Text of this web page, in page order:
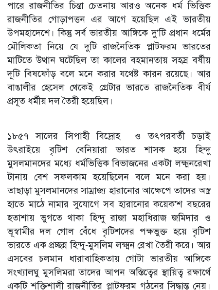
পারে রাজনীতির চিন্তা চেতনায় আরও অনেক ধর্ম ভিত্তিক
রাজনীতির গোড়াপত্তন এর আগে হয়েছিল এই ভারতীয়
উপমহাদেশে। কিন্তু সর্ব ভারতীয় আঙ্গিকে দু'টি প্রধান ধর্মের
মৌলিকতা নিয়ে যে দুটি রাজনৈতিক প্লাটফরম ভারতের
মাটিতে উত্থান ঘটেছিল তা কালের বহমানতায় সহস্র বর্ষীয়
দূটি বিষফোঁড় বলে মনে করার যথেষ্ট কারন রয়েছে। আর
বাঙালীর হেসেল থেকেই গ্রেটার ভারতে রাজনৈতিক বীর্য
প্রসূত ধর্মীয় দল তৈরী হয়েছিল।
১৮৫৭ সালের সিপাহী বিদ্রোহ ও তৎপরবর্তী চড়াই
উৎরাইয়ে বৃটিশ বেনিয়ারা ভারত শাসক হয়ে হিন্দু
মুসলমানদের মধ্যে ধর্মভিত্তিক বিভাজনের একটা লক্ষ্মনরেখা
টানায় বেশ সফলকাম হয়েছিলেন বলে মনে করা হয়।
তাছাড়া মুসলমানদের সাম্রাজ্য হারানোর আক্ষেপে তাদের অস্ত্র
হাতে মাঠে নামার সুযোগে সব হারানোর কয়েক'শ বছরের
হতাশায় ভুগতে থাকা হিন্দু রাজা মহাধিরাজ জমিদার ও
ভূস্বামীর দল গোল বেঁধে বৃটিশদের পক্ষভুক্ত হয়ে বৃটিশ
ভারতে এক প্রচ্ছন্ন হিন্দু-মুসলিম লক্ষ্মন রেখা তৈরী করে। আর
এসবের চলমান ধারাবাহিকতায় গোটা ভারতীয় আঙ্গিকে
সংখ্যালঘু মুসলিমরা তাদের আপন অস্তিত্বের স্থায়িত্ব রক্ষার্থে
একটি শক্তিশালী রাজনীতির প্লাটফরম গঠনের সিদ্ধান্ত নেয়।